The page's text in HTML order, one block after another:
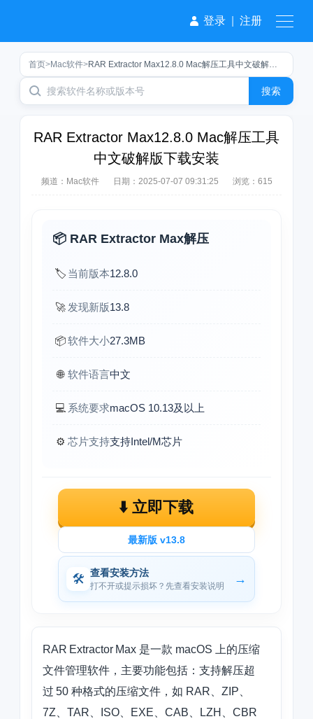
登录 注册
搜索
首页>Mac软件> RAR Extractor Max12.8.0 Mac解压工具中文破解版下载安装
RAR Extractor Max12.8.0 Mac解压工具
中文破解版下载安装
频道： Mac软件 日期： 2025-07-07 09:31:25 浏览：615
📦 RAR Extractor Max解压
🏷️ 当前版本12.8.0
🚀 发现新版13.8
📦软件大小27.3MB
🌐 软件语言中文
💻 系统要求macOS 10.13及以上
⚙️ 芯片支持支持Intel/M芯片
⬇️ 立即下载
最新版 v13.8
🛠 查看安装方法
打不开或提示损坏？先查看安装说明 →
RAR Extractor Max 是一款 macOS 上的压缩
文件管理软件，主要功能包括：支持解压超
过 50 种格式的压缩文件，如 RAR、ZIP、
7Z、TAR、ISO、EXE、CAB、LZH、CBR